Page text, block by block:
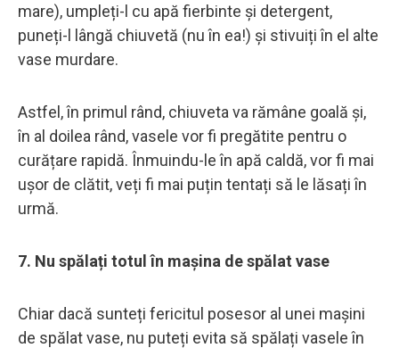
mare), umpleți-l cu apă fierbinte și detergent,
puneți-l lângă chiuvetă (nu în ea!) și stivuiți în el alte
vase murdare.
Astfel, în primul rând, chiuveta va rămâne goală și,
în al doilea rând, vasele vor fi pregătite pentru o
curățare rapidă. Înmuindu-le în apă caldă, vor fi mai
ușor de clătit, veți fi mai puțin tentați să le lăsați în
urmă.
7. Nu spălați totul în mașina de spălat vase
Chiar dacă sunteți fericitul posesor al unei mașini
de spălat vase, nu puteți evita să spălați vasele în